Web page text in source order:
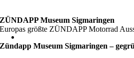
ZÜNDAPP Museum Sigmaringen
Europas größte ZÜNDAPP Motorrad
Zündapp Museum Sigmaringen –